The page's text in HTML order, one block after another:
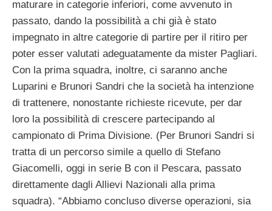
maturare in categorie inferiori, come avvenuto in
passato, dando la possibilità a chi già è stato
impegnato in altre categorie di partire per il ritiro per
poter esser valutati adeguatamente da mister Pagliari.
Con la prima squadra, inoltre, ci saranno anche
Luparini e Brunori Sandri che la società ha intenzione
di trattenere, nonostante richieste ricevute, per dar
loro la possibilità di crescere partecipando al
campionato di Prima Divisione. (Per Brunori Sandri si
tratta di un percorso simile a quello di Stefano
Giacomelli, oggi in serie B con il Pescara, passato
direttamente dagli Allievi Nazionali alla prima
squadra). “Abbiamo concluso diverse operazioni, sia